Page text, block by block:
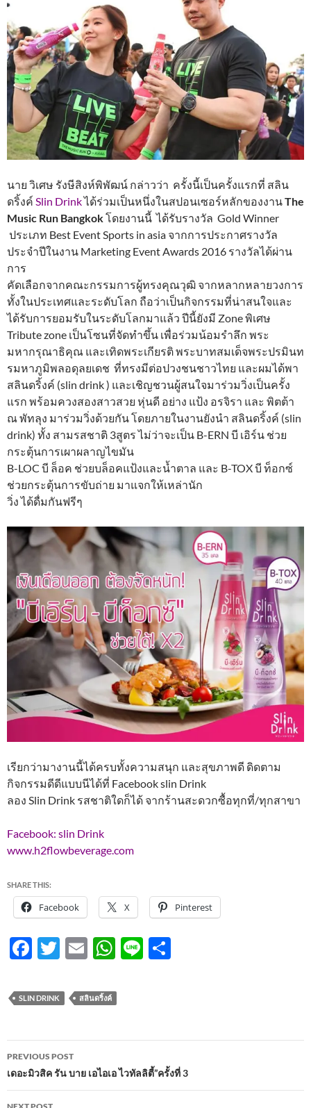
นาย วิเศษ รังษีสิงห์พิพัฒน์ กล่าวว่า ครั้งนี้เป็นครั้งแรกที่ สลิน
ดริ้งค์ Slin Drinkได้ร่วมเป็นหนึ่งในสปอนเซอร์หลักของงานThe
Music Run Bangkokโดยงานนี้ ได้รับรางวัล Gold Winner
ประเภท Best Event Sports in asia จากการประกาศรางวัล
ประจำปีในงาน Marketing Event Awards 2016 รางวัลได้ผ่าน
การ
คัดเลือกจากคณะกรรมการผู้ทรงคุณวุฒิ จากหลากหลายวงการ
ทั้งในประเทศและระดับโลก ถือว่าเป็นกิจกรรมที่น่าสนใจและ
ได้รับการยอมรับในระดับโลกมาแล้ว ปีนี้ยังมี Zone พิเศษ
Tribute zone เป็นโซนที่จัดทำขึ้น เพื่อร่วมน้อมรำลึก พระ
มหากรุณาธิคุณ และเทิดพระเกียรติ พระบาทสมเด็จพระปรมินท
รมหาภูมิพลอดุลยเดช ที่ทรงมีต่อปวงชนชาวไทย และผมได้พา
สลินดริ้งค์ (slin drink ) และเชิญชวนผู้สนใจมาร่วมวิ่งเป็นครั้ง
แรก พร้อมควงสองสาวสวย หุ่นดี อย่าง แป้ง อรจิรา และ พิตต้า
ณ พัทลุง มาร่วมวิ่งด้วยกัน โดยภายในงานยังนำ สลินดริ้งค์ (slin
drink) ทั้ง สามรสชาติ 3สูตร ไม่ว่าจะเป็น B-ERN บี เอิร์น ช่วย
กระตุ้นการเผาผลาญไขมัน
B-LOC บี ล็อค ช่วยบล็อคแป้งและน้ำตาล และ B-TOX บี ท็อกซ์
ช่วยกระตุ้นการขับถ่าย มาแจกให้เหล่านัก
วิ่ง ได้ดื่มกันฟรีๆ
เรียกว่ามางานนี้ได้ครบทั้งความสนุก และสุขภาพดี ดิดตาม
กิจกรรมดีดีแบบนีได้ที่ Facebook slin Drink
ลอง Slin Drink รสชาติใดก็ได้ จากร้านสะดวกซื้อทุกที่/ทุกสาขา
Facebook: slin Drink
www.h2flowbeverage.com
SHARE THIS:
Facebook X Pinterest
F
e
o
o
k
T
itt
E
ail
W
at
A
p
Li
SLIN DRINK สลินดริ้งค์
Post
navigation
PREVIOUS POST
เดอะมิวสิค รัน บาย เอไอเอ ไวทัลลิตี้”ครั้งที่ 3